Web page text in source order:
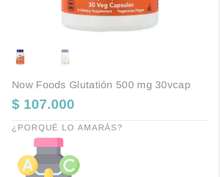
Now Foods Glutatión 500 mg 30vcap
$ 107.000
¿PORQUÉ LO AMARÁS?